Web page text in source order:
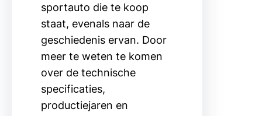
sportauto die te koop
staat, evenals naar de
geschiedenis ervan. Door
meer te weten te komen
over de technische
specificaties,
productiejaren en